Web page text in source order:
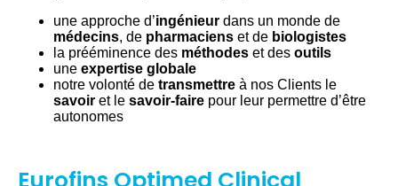
une approche d’ingénieur dans un monde de
médecins, de pharmaciens et de biologistes
la prééminence des méthodes et des outils
une expertise globale
notre volonté de transmettre à nos Clients le
savoir et le savoir-faire pour leur permettre d’être
autonomes